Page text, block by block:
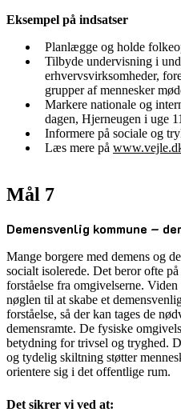
Eksempel på indsatser
Planlægge og holde
Tilbyde undervisning i
erhvervsvirksomheder,
grupper af mennesker
Markere nationale og
dagen, Hjerneugen i uge
Informere på sociale og
Læs mere på
Mål 7
Demensvenlig kommune –
Mange borgere med demens og
socialt isolerede. Det beror ofte
forståelse fra omgivelserne.
nøglen til at skabe et
forståelse, så der kan tages de
demensramte. De fysiske
betydning for trivsel og tryghed.
og tydelig skiltning støtter
orientere sig i det offentlige rum.
Det sikrer vi ved at: